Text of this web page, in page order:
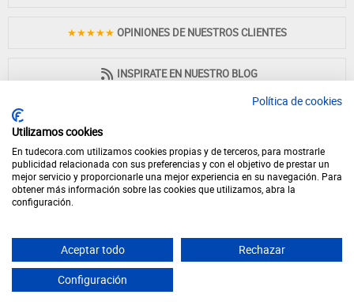
★★★★★ OPINIONES DE NUESTROS CLIENTES
INSPIRATE EN NUESTRO BLOG
PAGO 100% SEGURO
© 2026 - Desde 1998 en internet - tudecora.com tienda online de muebles
fabricados en España - IVA incluido (Península y Baleares)
Política de cookies
Utilizamos cookies
En tudecora.com utilizamos cookies propias y de terceros, para mostrarle
publicidad relacionada con sus preferencias y con el objetivo de prestar un
mejor servicio y proporcionarle una mejor experiencia en su navegación. Para
obtener más información sobre las cookies que utilizamos, abra la
configuración.
Aceptar todo
Rechazar
Configuración